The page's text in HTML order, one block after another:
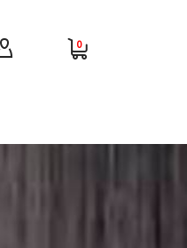
0